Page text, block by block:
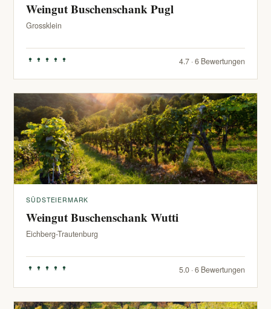
Weingut Buschenschank Pugl
Grossklein
4.7 · 6 Bewertungen
SÜDSTEIERMARK
Weingut Buschenschank Wutti
Eichberg-Trautenburg
5.0 · 6 Bewertungen